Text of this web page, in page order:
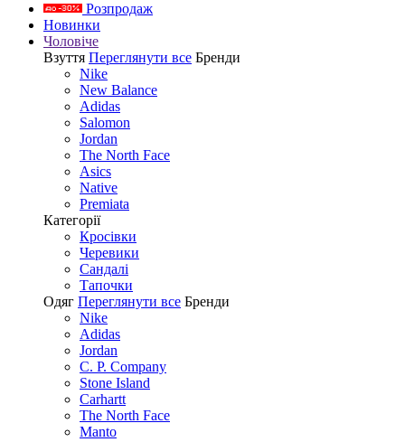
Розпродаж
Новинки
Чоловіче
Взуття Переглянути все Бренди
Nike
New Balance
Adidas
Salomon
Jordan
The North Face
Asics
Native
Premiata
Категорії
Кросівки
Черевики
Сандалі
Tапочки
Одяг Переглянути все Бренди
Nike
Adidas
Jordan
C. P. Company
Stone Island
Carhartt
The North Face
Manto